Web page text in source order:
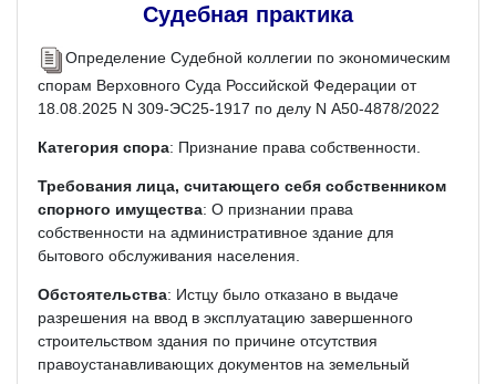
Судебная практика
Определение Судебной коллегии по экономическим
спорам Верховного Суда Российской Федерации от
18.08.2025 N 309-ЭС25-1917 по делу N А50-4878/2022
Категория спора: Признание права собственности.
Требования лица, считающего себя собственником
спорного имущества: О признании права
собственности на административное здание для
бытового обслуживания населения.
Обстоятельства: Истцу было отказано в выдаче
разрешения на ввод в эксплуатацию завершенного
строительством здания по причине отсутствия
правоустанавливающих документов на земельный